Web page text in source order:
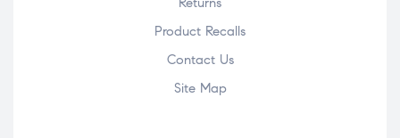
Product Recalls
Contact Us
Site Map